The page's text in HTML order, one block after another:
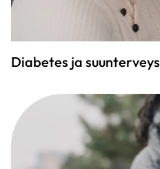
Diabetes ja suunterveys